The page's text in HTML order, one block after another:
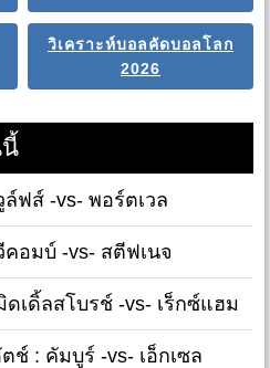
วิเคราะห์บอลคัดบอลโลก
2026
ฟส์ -vs- พอร์ตเวล
อมบ์ -vs- สตีฟเนจ
เดิ้ลสโบรช์ -vs- เร็กซ์แฮม
ช์ : คัมบูร์ -vs- เอ็กเซล